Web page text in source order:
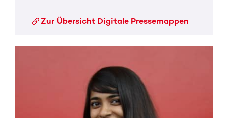
Zur Übersicht Digitale Pressemappen